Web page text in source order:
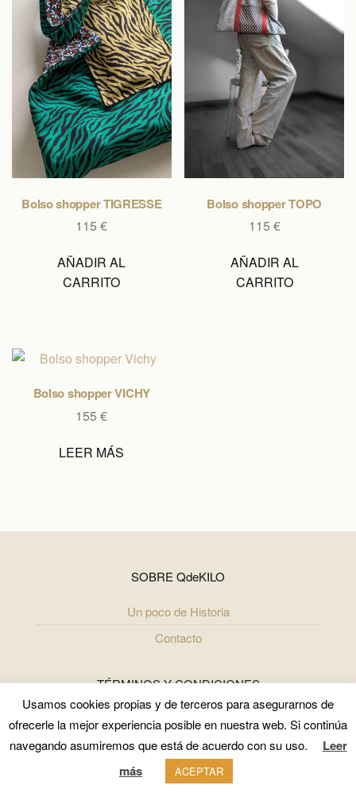
Bolso shopper TIGRESSE
115€
AÑADIR AL
CARRITO
Bolso shopper TOPO
115 €
AÑADIR AL
CARRITO
Bolso shopper VICHY
155€
LEER MÁS
SOBRE QdeKILO
Un poco de Historia
Contacto
TÉRMINOS Y CONDICIONES
Términos y Condiciones
Política de Uso y Privacidad
Politica de cookies
Usamos cookies propias y de terceros para asegurarnos de
ofrecerle la mejor experiencia posible en nuestra web. Si continúa
navegando asumiremos que está de acuerdo con su uso.
Leer
más
ACEPTAR